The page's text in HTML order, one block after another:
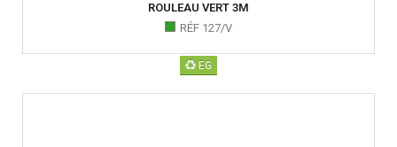
ROULEAU VERT 3M
RÉF 127/V
EG